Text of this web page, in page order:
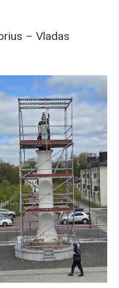
– Vladas